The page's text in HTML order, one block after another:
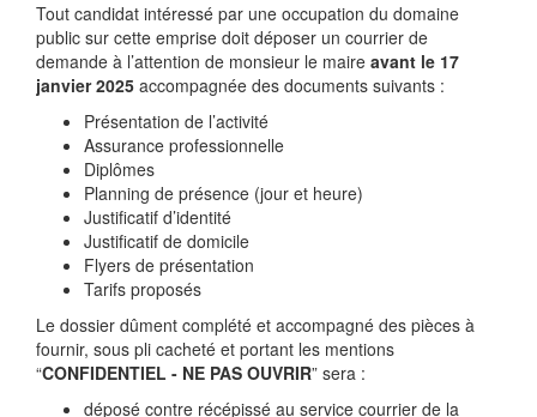
Tout candidat intéressé par une occupation du domaine
public sur cette emprise doit déposer un courrier de
demande à l’attention de monsieur le maire avant le 17
janvier 2025 accompagnée des documents suivants :
Présentation de l’activité
Assurance professionnelle
Diplômes
Planning de présence (jour et heure)
Justificatif d’identité
Justificatif de domicile
Flyers de présentation
Tarifs proposés
Le dossier dûment complété et accompagné des pièces à
fournir, sous pli cacheté et portant les mentions
“CONFIDENTIEL - NE PAS OUVRIR” sera :
déposé contre récépissé au service courrier de la